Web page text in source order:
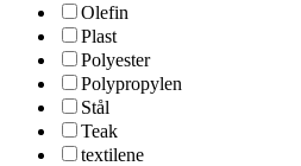
Olefin
Plast
Polyester
Polypropylen
Stål
Teak
textilene